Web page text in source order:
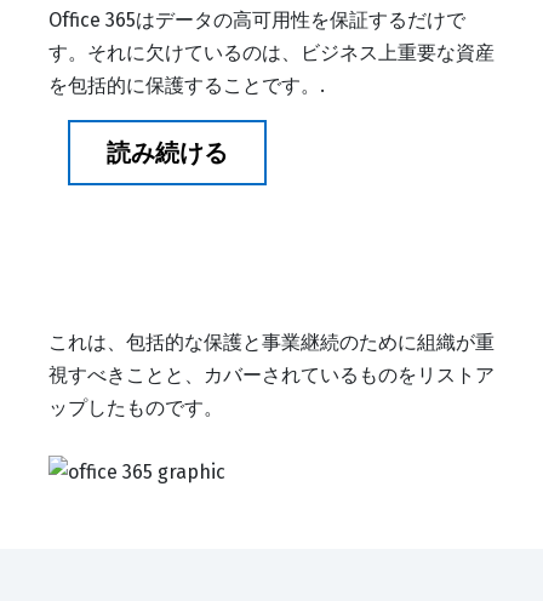
Office 365はデータの高可用性を保証するだけで
す。それに欠けているのは、ビジネス上重要な資産
を包括的に保護することです。.
読み続ける
これは、包括的な保護と事業継続のために組織が重
視すべきことと、カバーされているものをリストア
ップしたものです。